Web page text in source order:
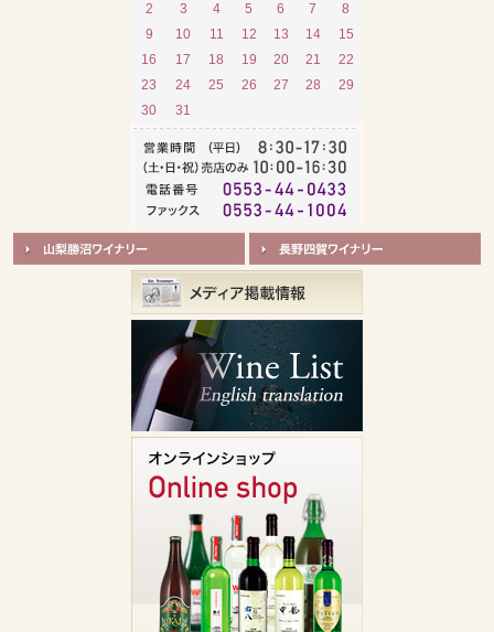
2
3 4 5 6 7
8
9
10 11 12 13 14
15
16
17 18 19 20 21
22
23
24 25 26 27 28
29
30
31